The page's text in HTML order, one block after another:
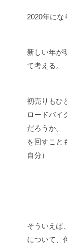
2020年にな
新しい年が
て考える。
初売りもひ
ロードバイ
だろうか。
を回すこと
自分）
そういえば
について、